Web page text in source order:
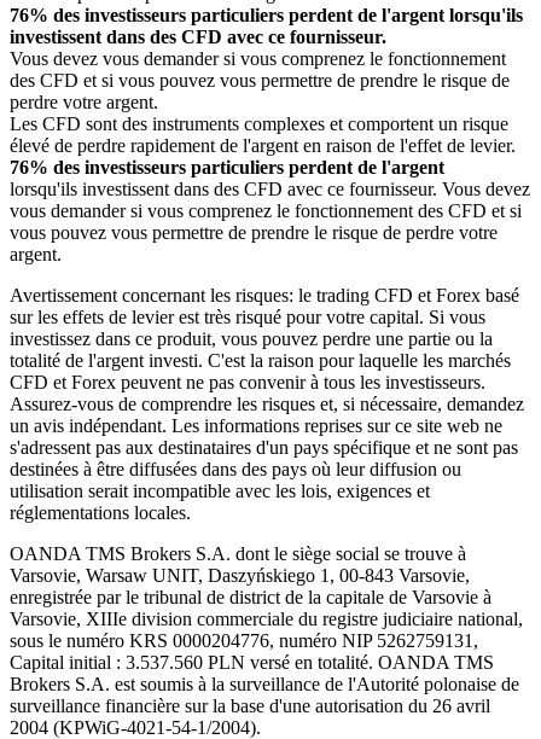
76% des investisseurs particuliers perdent de l'argent lorsqu'ils
investissent dans des CFD avec ce fournisseur.
Vous devez vous demander si vous comprenez le fonctionnement
des CFD et si vous pouvez vous permettre de prendre le risque de
perdre votre argent.
Les CFD sont des instruments complexes et comportent un risque
élevé de perdre rapidement de l'argent en raison de l'effet de levier.
76% des investisseurs particuliers perdent de l'argent
lorsqu'ils investissent dans des CFD avec ce fournisseur. Vous devez
vous demander si vous comprenez le fonctionnement des CFD et si
vous pouvez vous permettre de prendre le risque de perdre votre
argent.
Avertissement concernant les risques: le trading CFD et Forex basé
sur les effets de levier est très risqué pour votre capital. Si vous
investissez dans ce produit, vous pouvez perdre une partie ou la
totalité de l'argent investi. C'est la raison pour laquelle les marchés
CFD et Forex peuvent ne pas convenir à tous les investisseurs.
Assurez-vous de comprendre les risques et, si nécessaire, demandez
un avis indépendant. Les informations reprises sur ce site web ne
s'adressent pas aux destinataires d'un pays spécifique et ne sont pas
destinées à être diffusées dans des pays où leur diffusion ou
utilisation serait incompatible avec les lois, exigences et
réglementations locales.
OANDA TMS Brokers S.A. dont le siège social se trouve à
Varsovie, Warsaw UNIT, Daszyńskiego 1, 00-843 Varsovie,
enregistrée par le tribunal de district de la capitale de Varsovie à
Varsovie, XIIIe division commerciale du registre judiciaire national,
sous le numéro KRS 0000204776, numéro NIP 5262759131,
Capital initial : 3.537.560 PLN versé en totalité. OANDA TMS
Brokers S.A. est soumis à la surveillance de l'Autorité polonaise de
surveillance financière sur la base d'une autorisation du 26 avril
2004 (KPWiG-4021-54-1/2004).